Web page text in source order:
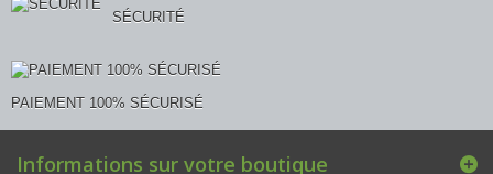
SÉCURITÉ
PAIEMENT 100% SÉCURISÉ
Informations sur votre boutique